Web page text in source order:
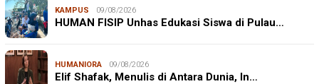
KAMPUS 09/08/2026
HUMAN FISIP Unhas Edukasi Siswa di Pulau…
HUMANIORA 09/08/2026
Elif Shafak, Menulis di Antara Dunia, In…